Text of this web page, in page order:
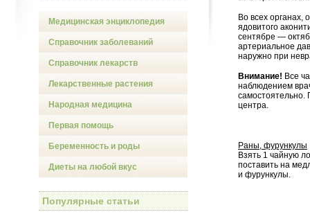
Медицинская энциклопедия
Справочник заболеваний
Справочник лекарств
Лекарственные растения
Народная медицина
Первая помощь
Беременность и роды
Диеты на любой вкус
Популярные статьи
Во всех органах,
ядовитого
сентябре —
артериальное
наружно при
Внимание! Все
наблюдением
самостоятельно.
центра.
Раны, фурункулы
Взять 1 чайную
поставить на
и фурункулы.